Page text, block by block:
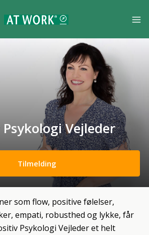
Vejleder
Tilmelding
som flow, positive følelser,
empati, robusthed og lykke, får
Psykologi Vejleder et helt